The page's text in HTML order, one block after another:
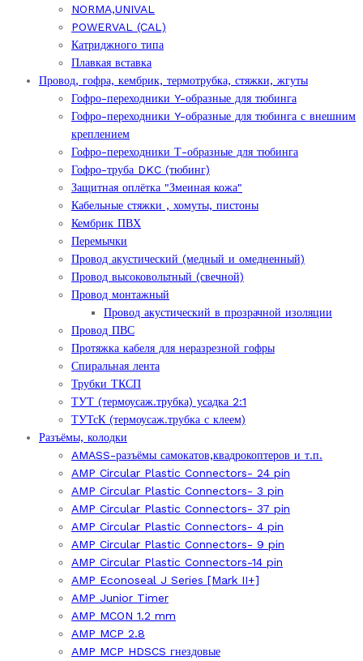
NORMA,UNIVAL
POWERVAL (CAL)
Катриджного типа
Плавкая вставка
Провод, гофра, кембрик, термотрубка, стяжки, жгуты
Гофро-переходники Y-образные для тюбинга
Гофро-переходники Y-образные для тюбинга с внешним
креплением
Гофро-переходники Т-образные для тюбинга
Гофро-труба DKC (тюбинг)
Защитная оплётка "Змеиная кожа"
Кабельные стяжки , хомуты, пистоны
Кембрик ПВХ
Перемычки
Провод акустический (медный и омедненный)
Провод высоковольтный (свечной)
Провод монтажный
Провод акустический в прозрачной изоляции
Провод ПВС
Протяжка кабеля для неразрезной гофры
Спиральная лента
Трубки ТКСП
ТУТ (термоусаж.трубка) усадка 2:1
ТУТсК (термоусаж.трубка с клеем)
Разъёмы, колодки
AMASS-разъёмы самокатов,квадрокоптеров и т.п.
AMP Circular Plastic Connectors- 24 pin
AMP Circular Plastic Connectors- 3 pin
AMP Circular Plastic Connectors- 37 pin
AMP Circular Plastic Connectors- 4 pin
AMP Circular Plastic Connectors- 9 pin
AMP Circular Plastic Connectors-14 pin
AMP Econoseal J Series [Mark II+]
AMP Junior Timer
AMP MCON 1.2 mm
AMP MCP 2.8
AMP MCP HDSCS гнездовые